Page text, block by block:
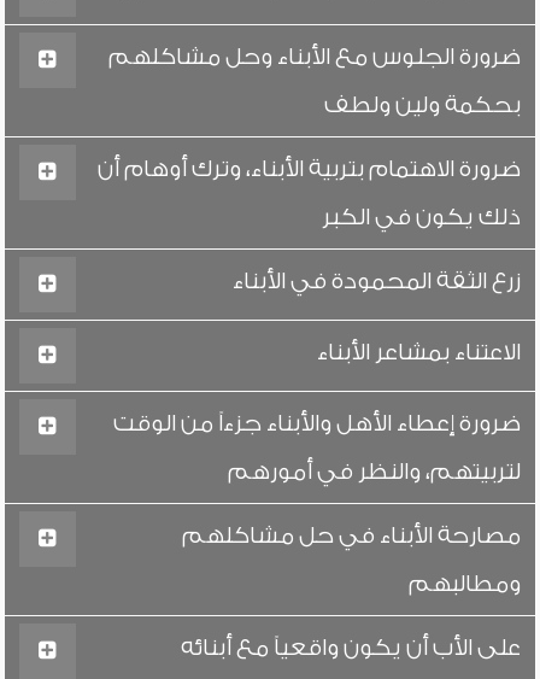
ضرورة الجلوس مع الأبناء وحل مشاكلهم
بحكمة ولين ولطف
ضرورة الاهتمام بتربية الأبناء، وترك أوهام أن
ذلك يكون في الكبر
زرع الثقة المحمودة في الأبناء
الاعتناء بمشاعر الأبناء
ضرورة إعطاء الأهل والأبناء جزءاً من الوقت
لتربيتهم، والنظر في أمورهم
مصارحة الأبناء في حل مشاكلهم
ومطالبهم
على الأب أن يكون واقعياً مع أبنائه